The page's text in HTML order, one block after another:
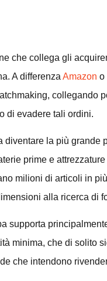
che collega gli
A differenza Amazon o
collegando
di evadere tali ordini.
diventare la più
prime e
milioni di articoli in
alla ricerca di
supporta
minima, che di solito
che intendono